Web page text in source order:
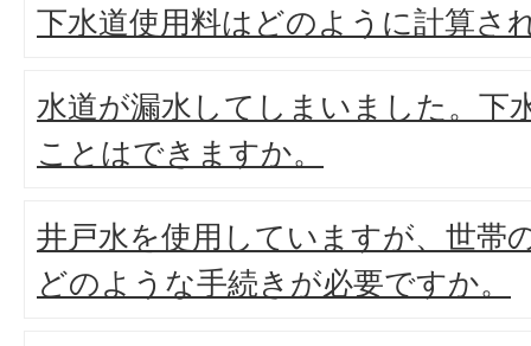
下水道使用料はどのように計算さ
水道が漏水してしまいました。下
ことはできますか。
井戸水を使用していますが、世帯
どのような手続きが必要ですか。